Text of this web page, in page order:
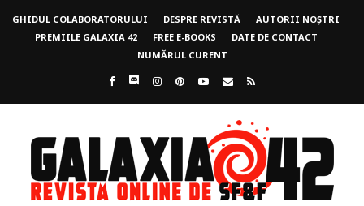
GHIDUL COLABORATORULUI DESPRE REVISTĂ
AUTORII NOȘTRI
PREMIILE GALAXIA 42
FREE E-BOOKS
DATE DE CONTACT
NUMĂRUL CURENT